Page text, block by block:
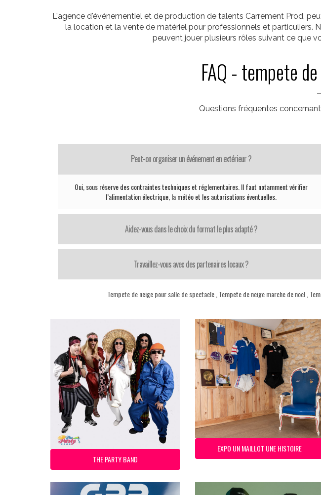
L'agence d'événementiel et de production de talents Carrement Prod,
la location et la vente de matériel pour professionnels et
peuvent jouer plusieurs rôles suivant ce que
FAQ - tempete
Questions fréquentes concernant
Peut-on organiser un événement en extérieur ?
Oui, sous réserve des contraintes techniques et réglementaires. Il faut notamment vérifier
l’alimentation électrique, la météo et les autorisations éventuelles.
Aidez-vous dans le choix du format le plus adapté ?
Travaillez-vous avec des partenaires locaux ?
Tempete de neige pour salle de spectacle Tempete de neige marche de noel
THE PARTY BAND
EXPO UN MAILLOT UNE HISTOIRE